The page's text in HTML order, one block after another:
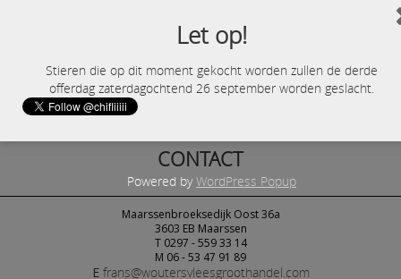
CONTACT
Maarssenbroeksedijk Oost 36a
3603 EB Maarssen
T 0297 - 559 33 14
M 06 - 53 47 91 89
E frans@woutersvleesgroothandel.com
Let op!
Stieren die op dit moment gekocht worden zullen de derde
offerdag zaterdagochtend 26 september worden geslacht.
Powered byWordPress Popup